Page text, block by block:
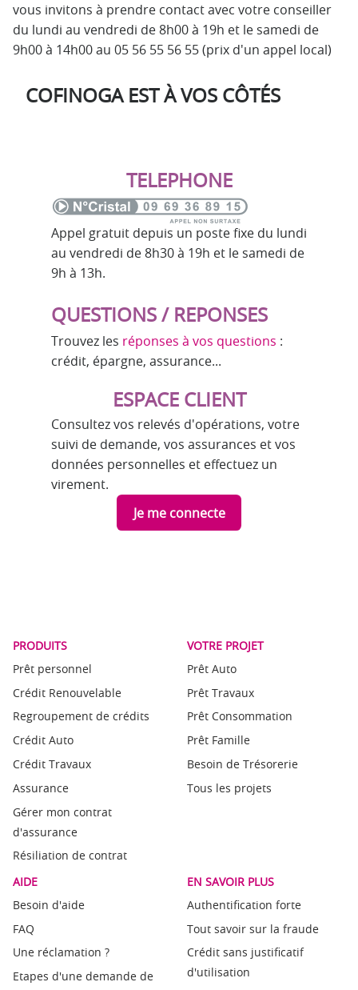
vous invitons à prendre contact avec votre conseiller
du lundi au vendredi de 8h00 à 19h et le samedi de
9h00 à 14h00 au 05 56 55 56 55 (prix d'un appel local)
COFINOGA EST À VOS CÔTÉS
TELEPHONE
Appel gratuit depuis un poste fixe du lundi
au vendredi de 8h30 à 19h et le samedi de
9h à 13h.
QUESTIONS / REPONSES
Trouvez les réponses à vos questions :
crédit, épargne, assurance...
ESPACE CLIENT
Consultez vos relevés d'opérations, votre
suivi de demande, vos assurances et vos
données personnelles et effectuez un
virement.
Je me connecte
PRODUITS
Prêt personnel
Crédit Renouvelable
Regroupement de crédits
Crédit Auto
Crédit Travaux
Assurance
Gérer mon contrat
d'assurance
Résiliation de contrat
VOTRE PROJET
Prêt Auto
Prêt Travaux
Prêt Consommation
Prêt Famille
Besoin de Trésorerie
Tous les projets
AIDE
Besoin d'aide
FAQ
Une réclamation ?
Etapes d'une demande de
EN SAVOIR PLUS
Authentification forte
Tout savoir sur la fraude
Crédit sans justificatif
d'utilisation